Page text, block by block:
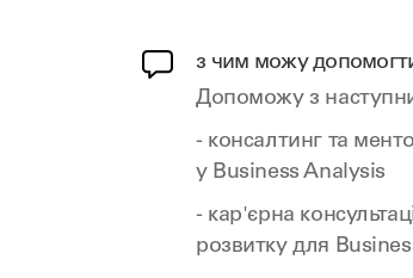
з чим можу
Допоможу з
- консалтинг та
у Business Analysis
- кар'єрна
розвитку для